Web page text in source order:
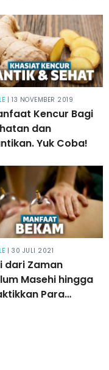
| 13 NOVEMBER 2019
Kencur Bagi
dan
Yuk Coba!
| 30 JULI 2021
dari Zaman
Masehi hingga
Para
Bekam